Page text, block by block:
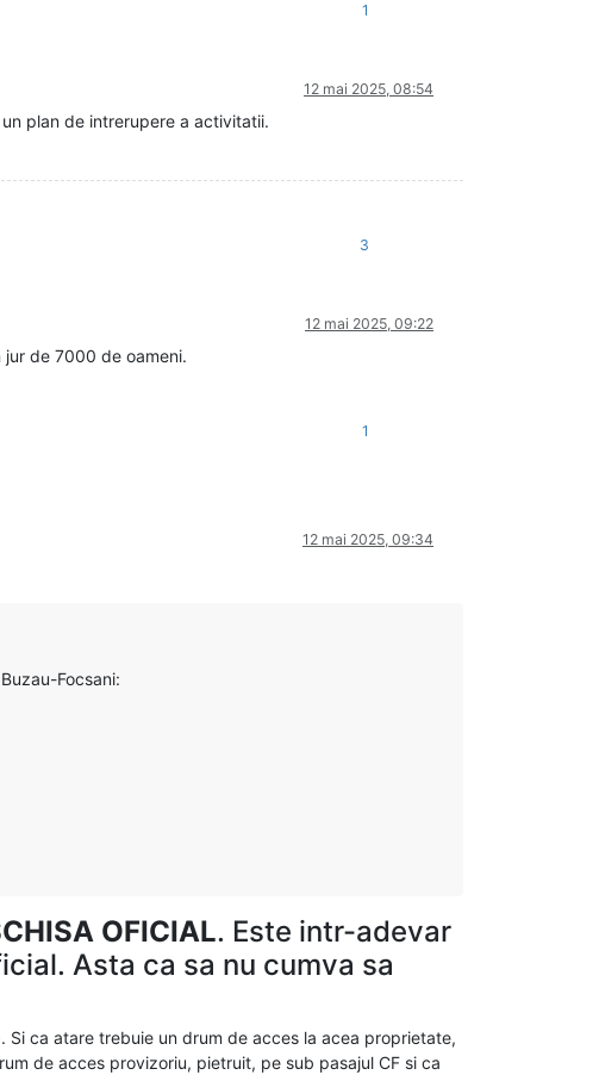
1
12 mai 2025, 08:54
plan de intrerupere a activitatii.
3
12 mai 2025, 09:22
de 7000 de oameni.
1
12 mai 2025, 09:34
Focsani:
OFICIAL. Este intr-adevar
Asta ca sa nu cumva sa
ca atare trebuie un drum de acces la acea proprietate,
de acces provizoriu, pietruit, pe sub pasajul CF si ca